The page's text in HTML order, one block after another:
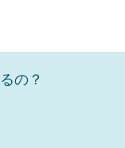
の？